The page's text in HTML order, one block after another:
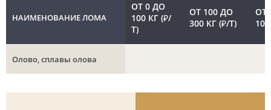
НАИМЕНОВАНИЕ ЛОМА
ОТ 0 ДО
100 КГ (₽/
Т)
ОТ 100 ДО
300 КГ (₽/Т)
ОТ
Олово, сплавы олова